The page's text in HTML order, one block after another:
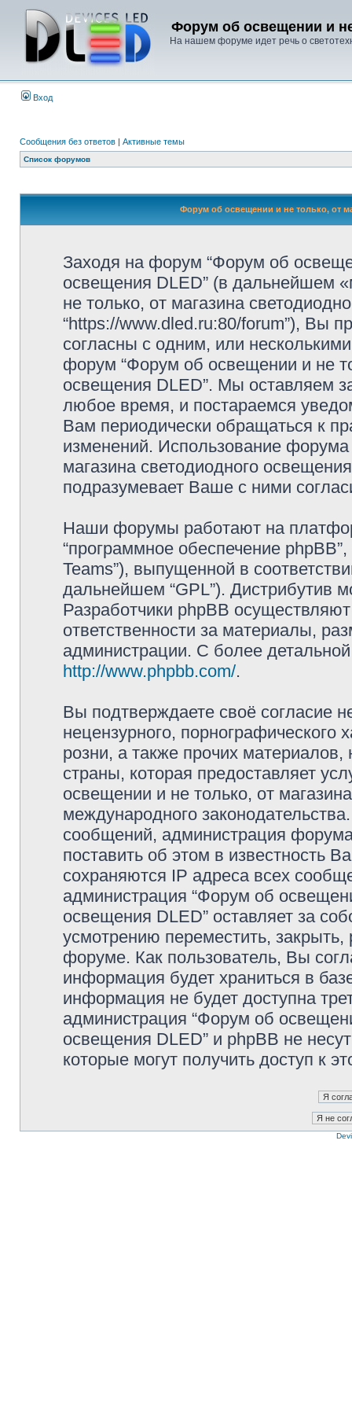
Форум об освещении и
На нашем форуме идет речь о
Вход
Сообщения без ответов | Активные темы
Список форумов
Форум об освещении и не только, от
Заходя на форум “Форум об
освещения DLED” (в дальнейшем
не только, от магазина
“https://www.dled.ru:80/forum”), Вы
согласны с одним, или
форум “Форум об освещении и не
освещения DLED”. Мы оставляем
любое время, и постараемся
Вам периодически обращаться к
изменений. Использование
магазина светодиодного
подразумевает Ваше с ними
Наши форумы работают на
“программное обеспечение
Teams”), выпущенной в
дальнейшем “GPL”). Дистрибутив
Разработчики phpBB
ответственности за материалы,
администрации. С более
http://www.phpbb.com/.
Вы подтверждаете своё согласие
нецензурного, порнографического
розни, а также прочих
страны, которая предоставляет
освещении и не только, от
международного
сообщений, администрация
поставить об этом в известность
сохраняются IP адреса всех
администрация “Форум об
освещения DLED” оставляет за
усмотрению переместить,
форуме. Как пользователь, Вы
информация будет храниться в
информация не будет доступна
администрация “Форум об
освещения DLED” и phpBB не
которые могут получить доступ к